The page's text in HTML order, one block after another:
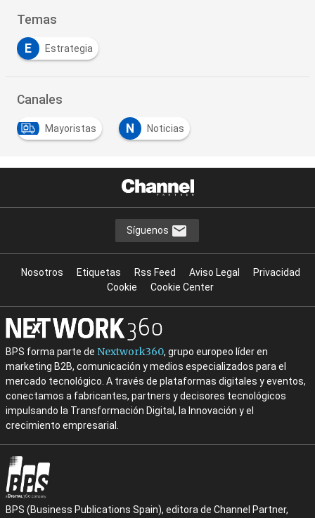
Temas
E Estrategia
Canales
Mayoristas N Noticias
Síguenos
Nosotros Etiquetas Rss Feed Aviso Legal
Privacidad
Cookie
Cookie Center
BPS forma parte de Nextwork360, grupo europeo líder en
marketing B2B, comunicación y medios especializados para el
mercado tecnológico. A través de plataformas digitales y eventos,
conectamos a fabricantes, partners y decisores tecnológicos
impulsando la Transformación Digital, la Innovación y el
crecimiento empresarial.
BPS (Business Publications Spain), editora de Channel Partner,